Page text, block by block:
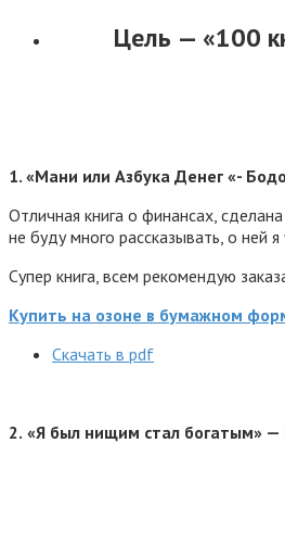
Цель — «100
1. «Мани или Азбука Денег «-
Отличная книга о финансах,
не буду много рассказывать, о ней
Супер книга, всем рекомендую
Купить на озоне в бумажном
Скачать в pdf
2. «Я был нищим стал богатым»